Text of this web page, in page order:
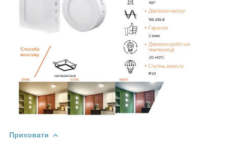
Приховати